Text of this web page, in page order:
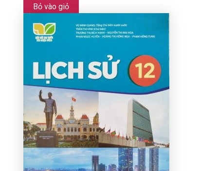
Bỏ vào giỏ